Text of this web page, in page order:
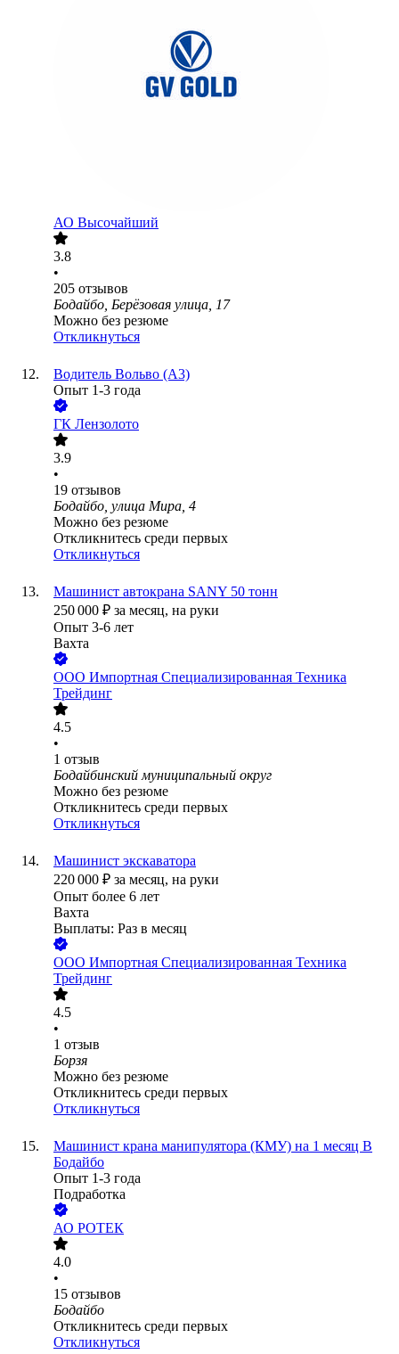
АО Высочайший
3.8
•
205 отзывов
Бодайбо, Берёзовая улица, 17
Можно без резюме
Откликнуться
Водитель Вольво (А3)
Опыт 1-3 года
ГК Лензолото
3.9
•
19 отзывов
Бодайбо, улица Мира, 4
Можно без резюме
Откликнитесь среди первых
Откликнуться
Машинист автокрана SANY 50 тонн
250 000 ₽ за месяц, на руки
Опыт 3-6 лет
Вахта
ООО Импортная Специализированная Техника
Трейдинг
4.5
•
1 отзыв
Бодайбинский муниципальный округ
Можно без резюме
Откликнитесь среди первых
Откликнуться
Машинист экскаватора
220 000 ₽ за месяц, на руки
Опыт более 6 лет
Вахта
Выплаты: Раз в месяц
ООО Импортная Специализированная Техника
Трейдинг
4.5
•
1 отзыв
Борзя
Можно без резюме
Откликнитесь среди первых
Откликнуться
Машинист крана манипулятора (КМУ) на 1 месяц В
Бодайбо
Опыт 1-3 года
Подработка
АО РОТЕК
4.0
•
15 отзывов
Бодайбо
Откликнитесь среди первых
Откликнуться